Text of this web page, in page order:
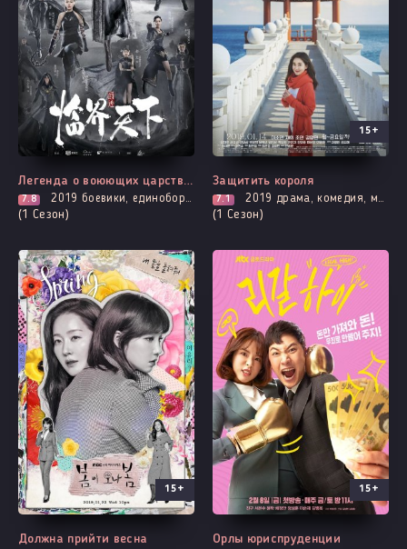
Все серии
Легенда о воюющих царствах: Мир в кризисе
7.8 2019 боевики, единоборства, мелодрама, броманс, фэнтези
(1 Сезон)
Все серии
15+
Защитить короля
7.1 2019 драма, комедия, мелодрама, романтика
(1 Сезон)
Выходит - 16 Серия
15+
Должна прийти весна
Все серии
15+
Орлы юриспруденции